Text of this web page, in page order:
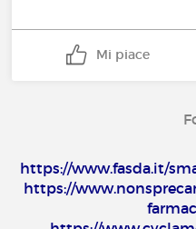
Mi piace
https://www.fasda.it/
https://